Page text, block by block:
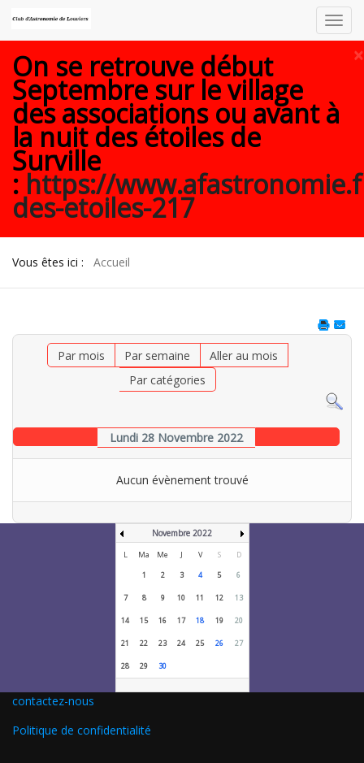
×
On se retrouve début
Septembre sur le village
des associations ou avant à
la nuit des étoiles de
Surville
: https://
des-etoiles-217
Vous êtes ici : Accueil
Par mois Par semaine
Aller au mois
Par catégories
Lundi 28 Novembre 2022
Aucun évènement trouvé
Novembre 2022
L Ma Me J V S
D
1
2 3 4 5 6
7 8 9 10 11 12 13
14 15 16 17 18 19 20
21 22 23 24 25 26 27
28 29 30
contactez-nous
Politique de confidentialité